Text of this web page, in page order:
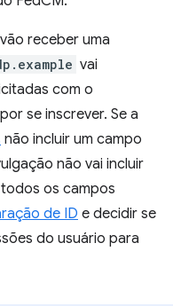
receber uma
vai
com o
se inscrever. Se a
não incluir um campo
não vai incluir
os campos
de ID e decidir se
do usuário para